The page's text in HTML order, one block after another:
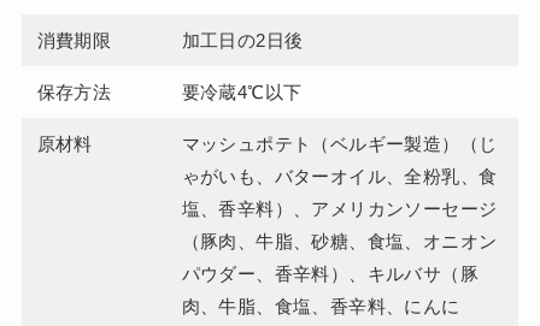
消費期限 加工日の2日後
保存方法 要冷蔵4℃以下
原材料
マッシュポテト（ベルギー製造）（じ
ゃがいも、バターオイル、全粉乳、食
塩、香辛料）、アメリカンソーセージ
（豚肉、牛脂、砂糖、食塩、オニオン
パウダー、香辛料）、キルバサ（豚
肉、牛脂、食塩、香辛料、にんに